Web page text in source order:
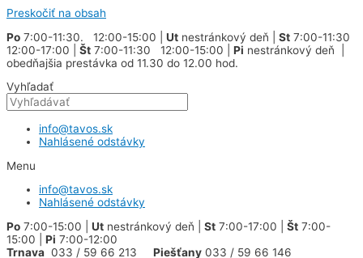
Preskočiť na obsah
Po 7:00-11:30. 12:00-15:00 | Ut nestránkový deň | St 7:00-11:30
12:00-17:00 | Št 7:00-11:30 12:00-15:00 | Pi nestránkový deň |
obedňajšia prestávka od 11.30 do 12.00 hod.
Vyhľadať
info@tavos.sk
Nahlásené odstávky
Menu
info@tavos.sk
Nahlásené odstávky
Po 7:00-15:00 | Ut nestránkový deň | St 7:00-17:00 | Št 7:00-
15:00 | Pi 7:00-12:00
Trnava 033 / 59 66 213 Piešťany 033 / 59 66 146